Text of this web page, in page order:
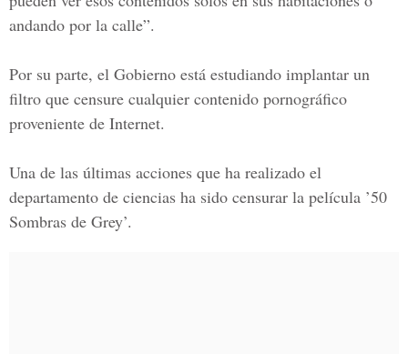
andando por la calle”.
Por su parte, el Gobierno está estudiando implantar un
filtro que censure cualquier contenido pornográfico
proveniente de Internet.
Una de las últimas acciones que ha realizado el
departamento de ciencias ha sido censurar la película ’50
Sombras de Grey’.